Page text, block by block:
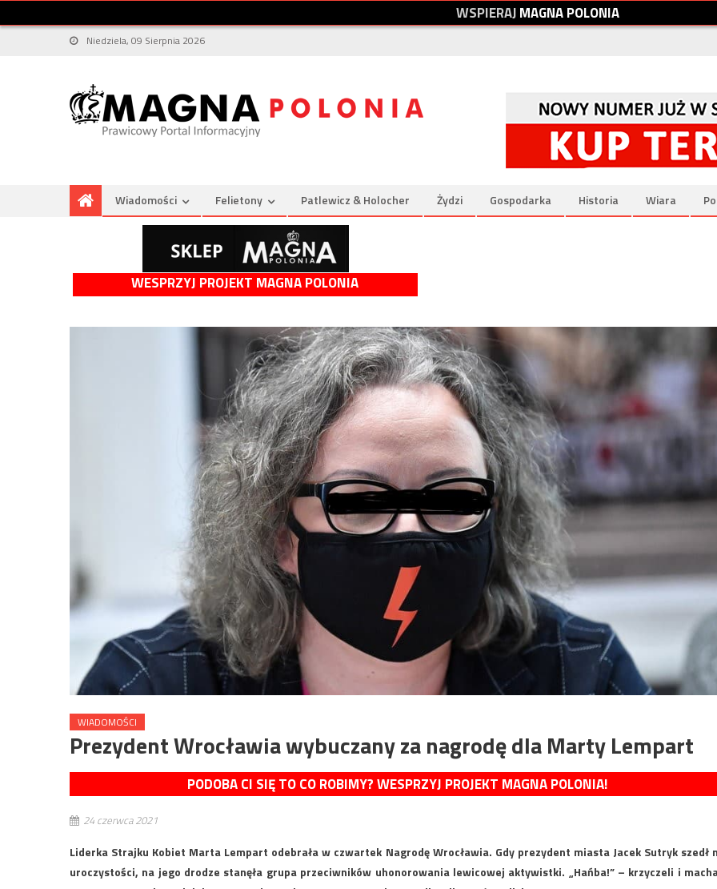
WSPIERAJMAGNAPOLONIA
Niedziela, 09 Sierpnia 2026
Wiadomości Felietony Patlewicz & Holocher Żydzi Gospodarka Historia Wiara
WESPRZYJ PROJEKT MAGNA POLONIA
WIADOMOŚCI
Prezydent Wrocławia wybuczany za nagrodę dla Marty Lempart
PODOBA CI SIĘ TO CO ROBIMY? WESPRZYJ PROJEKT MAGNA POLONIA!
24 czerwca 2021
Liderka Strajku Kobiet Marta Lempart odebrała w czwartek Nagrodę Wrocławia. Gdy prezydent miasta Jacek Sutryk szedł
uroczystości, na jego drodze stanęła grupa przeciwników uhonorowania lewicowej aktywistki. „Hańba!” – krzyczeli i